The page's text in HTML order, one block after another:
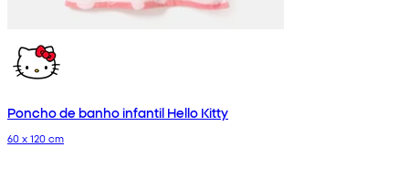
Poncho de banho infantil Hello Kitty
60 x 120 cm